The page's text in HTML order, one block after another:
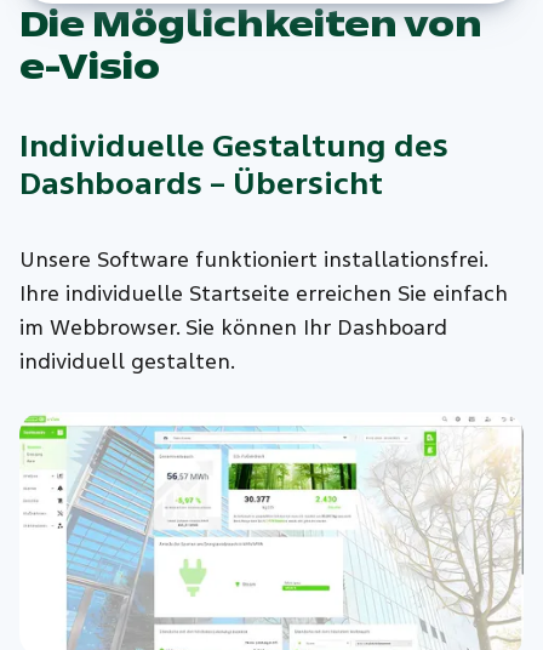
Die Möglichkeiten von
e-Visio
Individuelle Gestaltung des
Dashboards – Übersicht
Unsere Software funktioniert installationsfrei.
Ihre individuelle Startseite erreichen Sie einfach
im Webbrowser. Sie können Ihr Dashboard
individuell gestalten.